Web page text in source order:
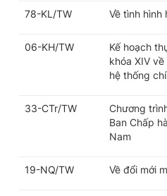
78-KL/TW Về tình
06-KH/TW
Kế hoạch
khóa XIV
hệ thống
33-CTr/TW
Chương
Ban Chấp
Nam
19-NQ/TW Về đổi mới